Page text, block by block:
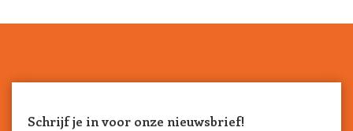
Schrijf je in voor onze nieuwsbrief!